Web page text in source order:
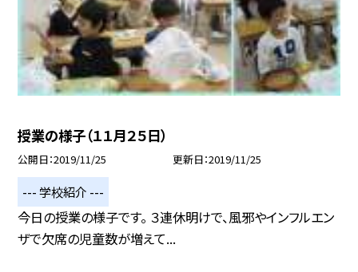
授業の様子（１１月２５日）
公開日 2019/11/25 更新日 2019/11/25
--- 学校紹介 ---
今日の授業の様子です。 ３連休明けで、風邪やインフルエン
ザで欠席の児童数が増えて...